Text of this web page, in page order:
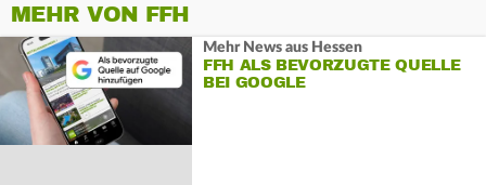
MEHR VON FFH
Mehr News aus Hessen
FFH ALS BEVORZUGTE QUELLE
BEI GOOGLE